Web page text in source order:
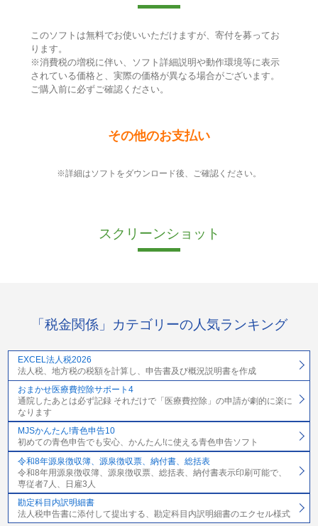
このソフトは無料でお使いいただけますが、寄付を募ってお
ります。
※消費税の増税に伴い、ソフト詳細説明や動作環境等に表示
されている価格と、実際の価格が異なる場合がございます。
ご購入前に必ずご確認ください。
その他のお支払い
※詳細はソフトをダウンロード後、ご確認ください。
スクリーンショット
「税金関係」カテゴリーの人気ランキング
EXCEL法人税2026
法人税、地方税の税額を計算し、申告書及び概況説明書を作成
おまかせ医療費控除サポート4
通院したあとは必ず記録 それだけで「医療費控除」の申請が劇的に楽に
なります
MJSかんたん!青色申告10
初めての青色申告でも安心、かんたん!に使える青色申告ソフト
令和8年源泉徴収簿、源泉徴収票、納付書、総括表
令和8年用源泉徴収簿、源泉徴収票、総括表、納付書表示印刷可能で、
専従者7人、日雇3人
勘定科目内訳明細書
法人税申告書に添付して提出する、勘定科目内訳明細書のエクセル様式